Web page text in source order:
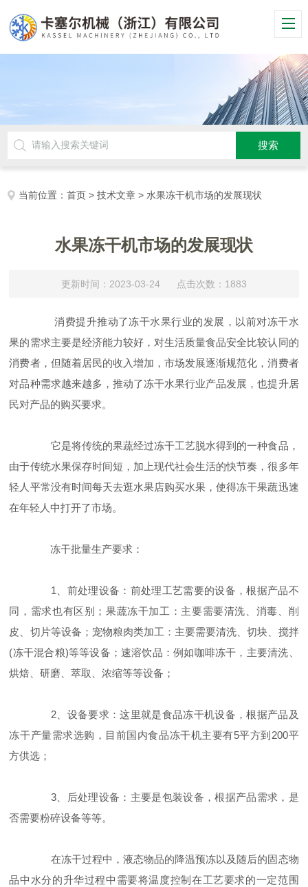
当前位置：首页 >技术文章 > 水果冻干机市场的发展现状
水果冻干机市场的发展现状
更新时间：2023-03-24 点击次数：1883
消费提升推动了冻干水果行业的发展，以前对冻干水
果的需求主要是经济能力较好，对生活质量食品安全比较认同的
消费者，但随着居民的收入增加，市场发展逐渐规范化，消费者
对品种需求越来越多，推动了冻干水果行业产品发展，也提升居
民对产品的购买要求。
它是将传统的果蔬经过冻干工艺脱水得到的一种食品，
由于传统水果保存时间短，加上现代社会生活的快节奏，很多年
轻人平常没有时间每天去逛水果店购买水果，使得冻干果蔬迅速
在年轻人中打开了市场。
冻干批量生产要求：
1、前处理设备：前处理工艺需要的设备，根据产品不
同，需求也有区别；果蔬冻干加工：主要需要清洗、消毒、削
皮、切片等设备；宠物粮肉类加工：主要需要清洗、切块、搅拌
(冻干混合粮)等等设备；速溶饮品：例如咖啡冻干，主要清洗、
烘焙、研磨、萃取、浓缩等等设备；
2、设备要求：这里就是食品冻干机设备，根据产品及
冻干产量需求选购，目前国内食品冻干机主要有5平方到200平
方供选；
3、后处理设备：主要是包装设备，根据产品需求，是
否需要粉碎设备等等。
在冻干过程中，液态物品的降温预冻以及随后的固态物
品中水分的升华过程中需要将温度控制在工艺要求的一定范围